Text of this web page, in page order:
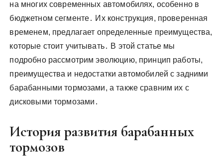
на многих современных автомобилях, особенно в
бюджетном сегменте․ Их конструкция, проверенная
временем, предлагает определенные преимущества,
которые стоит учитывать․ В этой статье мы
подробно рассмотрим эволюцию, принцип работы,
преимущества и недостатки автомобилей с задними
барабанными тормозами, а также сравним их с
дисковыми тормозами․
История развития барабанных
тормозов